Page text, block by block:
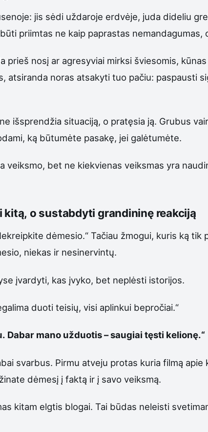
jis sėdi uždaroje erdvėje, juda dideliu
priimtas ne kaip paprastas nemandagumas,
prieš nosį ar agresyviai mirksi šviesomis,
atsiranda noras atsakyti tuo pačiu: paspausti
išsprendžia situaciją, o pratęsia ją. Grubus
ką būtumėte pasakę, jei galėtumėte.
veiksmo, bet ne kiekvienas veiksmas yra
kitą, o sustabdyti grandininę reakciją
dėmesio.“ Tačiau žmogui, kuris ką
niekas ir nesinervintų.
įvardyti, kas įvyko, bet neplėsti istorijos.
duoti teisių, visi aplinkui bepročiai.“
Dabar mano užduotis – saugiai tęsti kelionę.“
svarbus. Pirmu atveju protas kuria filmą
dėmesį į faktą ir į savo veiksmą.
kitam elgtis blogai. Tai būdas neleisti